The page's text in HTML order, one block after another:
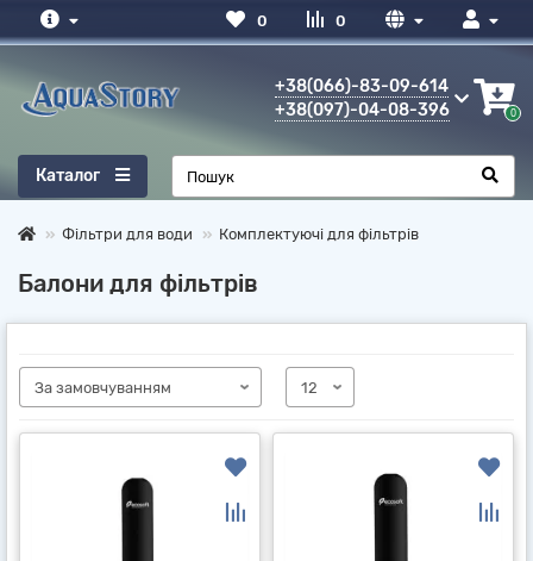
0
0
+38(066)-83-09-614
+38(097)-04-08-396
0
Каталог
Фільтри для води Комплектуючі для фільтрів
Балони для фільтрів